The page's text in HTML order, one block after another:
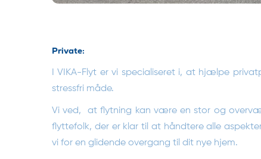
Private:
I VIKA-Flyt er vi specialiseret i, at hjælpe
stressfri måde.
Vi ved, at flytning kan være en stor og
flyttefolk, der er klar til at håndtere alle
vi for en glidende overgang til dit nye hjem.